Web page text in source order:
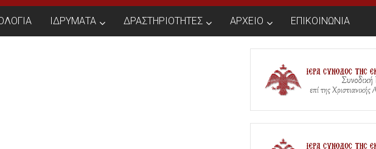
ΙΔΡΥΜΑΤΑ ΔΡΑΣΤΗΡΙΟΤΗΤΕΣ ΑΡΧΕΙΟ ΕΠΙΚΟΙΝΩΝΙΑ